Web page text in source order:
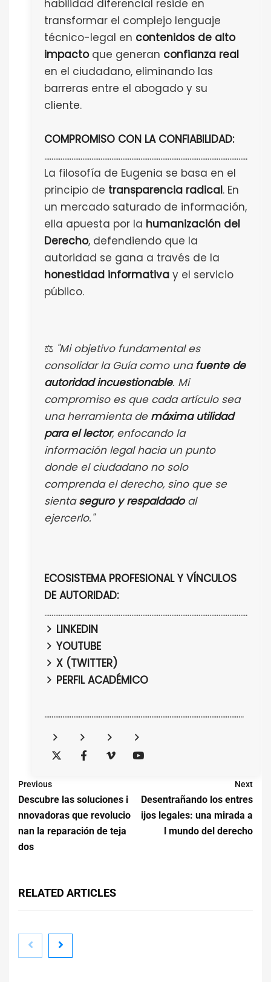
habilidad diferencial reside en
transformar el complejo lenguaje
técnico-legal en contenidos de alto
impactoque generan confianza real
en el ciudadano, eliminando las
barreras entre el abogado y su
cliente.
COMPROMISO CON LA CONFIABILIDAD:
................................................................................................................
La filosofía de Eugenia se basa en el
principio de transparencia radical. En
un mercado saturado de información,
ella apuesta por la humanización del
Derecho, defendiendo que la
autoridad se gana a través de la
honestidad informativa y el servicio
público.
⚖️ "Mi objetivo fundamental es
consolidar la Guía como unafuente de
autoridad incuestionable. Mi
compromiso es que cada artículo sea
una herramienta de máxima utilidad
para el lector, enfocando la
información legal hacia un punto
donde el ciudadano no solo
comprenda el derecho, sino que se
sientaseguro y respaldadoal
ejercerlo."
ECOSISTEMA PROFESIONAL Y VÍNCULOS
DE AUTORIDAD:
................................................................................................................
LINKEDIN
YOUTUBE
X (TWITTER)
PERFIL ACADÉMICO
..............................................................................................................
Previous
Descubre las soluciones i
nnovadoras que revolucio
nan la reparación de teja
dos
Next
Desentrañando los entres
ijos legales: una mirada a
l mundo del derecho
RELATED ARTICLES